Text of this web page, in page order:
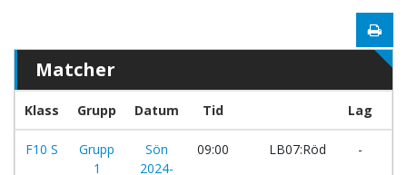
Matcher
Klass Grupp Datum Tid Lag
F10 S
Grupp
1
Sön
2024-
09:00 LB07:Röd -